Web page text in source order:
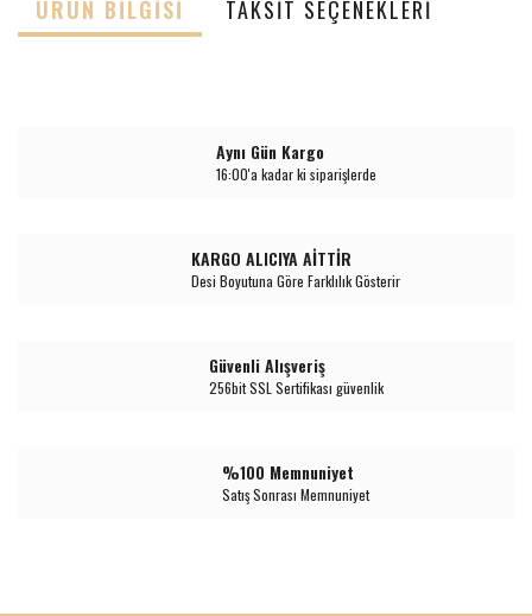
ÜRÜN BILGISI TAKSIT SEÇENEKLERI
Aynı Gün Kargo
16:00'a kadar ki siparişlerde
KARGO ALICIYA AİTTİR
Desi Boyutuna Göre Farklılık Gösterir
Güvenli Alışveriş
256bit SSL Sertifikası güvenlik
%100 Memnuniyet
Satış Sonrası Memnuniyet